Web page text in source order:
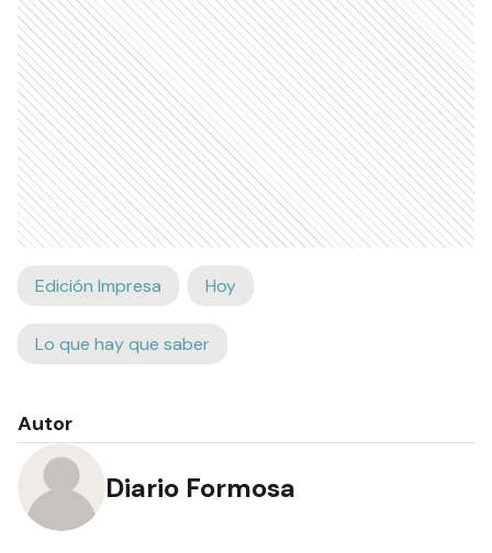
Edición Impresa Hoy
Lo que hay que saber
Autor
Diario Formosa